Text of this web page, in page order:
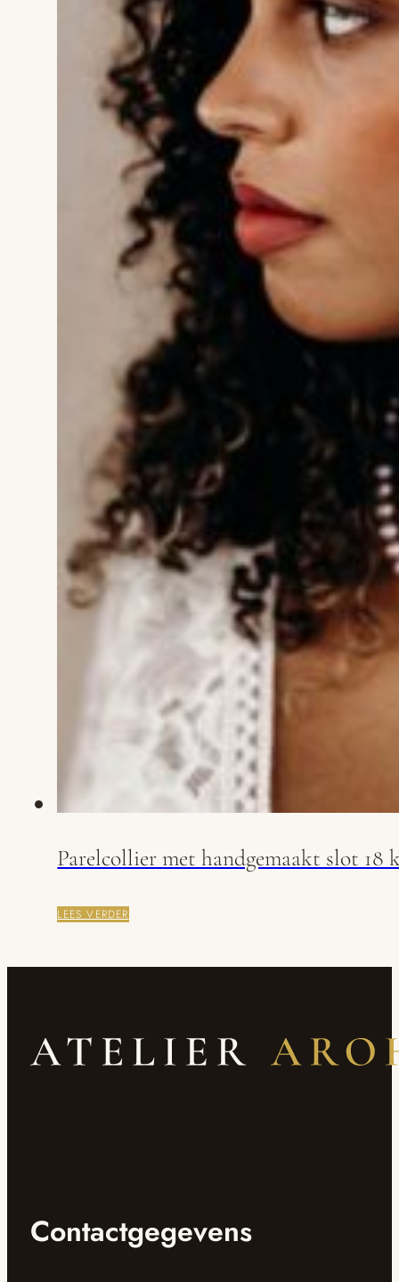
Parelcollier met handgemaakt slot 18
LEES VERDER
Contactgegevens